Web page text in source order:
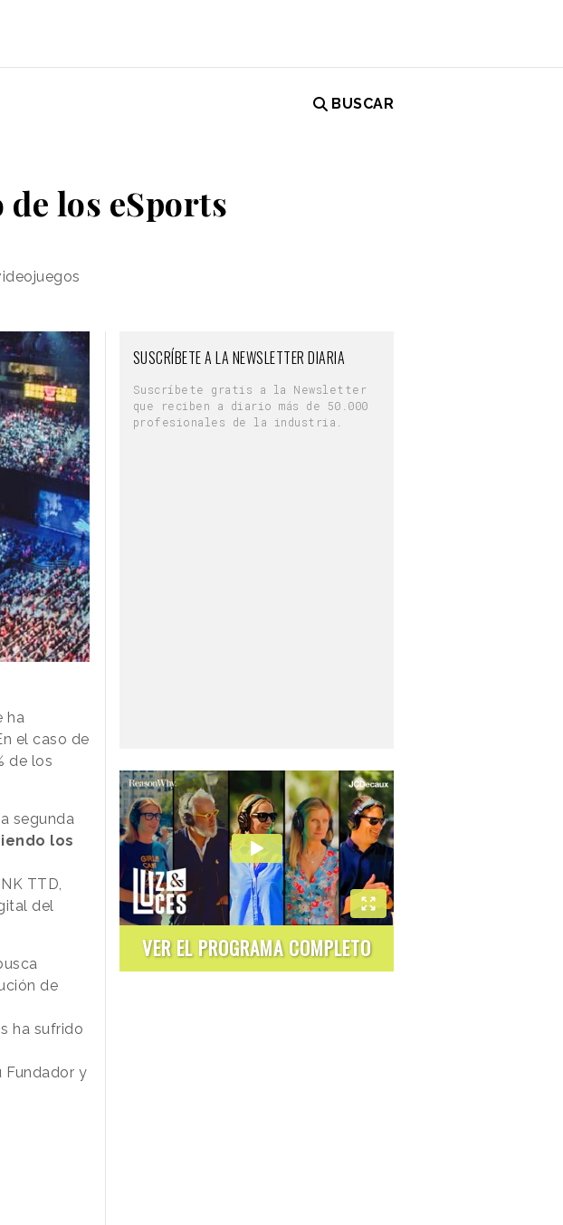
BUSCAR
los eSports
ha
el caso de
de los
segunda
los
TTD,
del
de
ha sufrido
Fundador y
SUSCRÍBETE A LA NEWSLETTER DIARIA
Suscríbete gratis a la Newsletter
que reciben a diario más de 50.000
profesionales de la industria.
VER EL PROGRAMA COMPLETO